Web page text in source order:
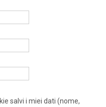
salvi i miei dati (nome,